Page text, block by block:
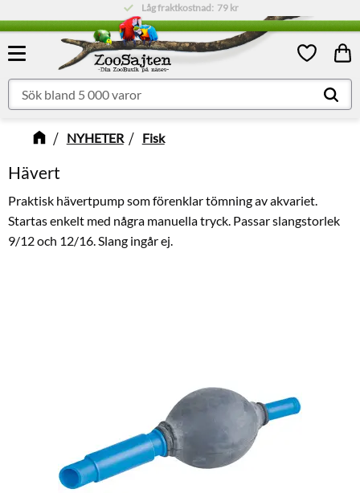
Meny
Låg fraktkostnad: 79 kr
Favoriter
NYHETER Fisk
Hävert
Praktisk hävertpump som förenklar tömning av akvariet.
Startas enkelt med några manuella tryck. Passar slangstorlek
9/12 och 12/16. Slang ingår ej.